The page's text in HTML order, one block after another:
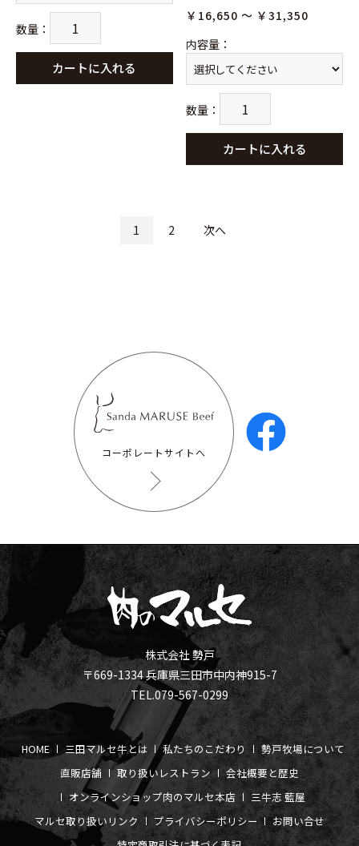
数量 ：
カートに入れる
￥16,650 ～ ￥31,350
内容量 ：
数量 ：
カートに入れる
1 2 次へ
コーポレートサイトへ
株式会社 勢戸
〒669-1334 兵庫県三田市中内神915-7
TEL.079-567-0299
HOME 三田マルセ牛とは 私たちのこだわり
勢戸牧場について
直販店舗
取り扱いレストラン
会社概要と歴史
オンラインショップ肉のマルセ本店
三牛志 藍屋
マルセ取り扱いリンク
プライバシーポリシー
お問い合せ